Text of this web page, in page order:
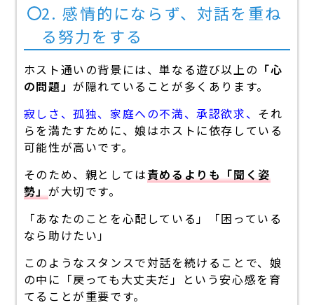
2. 感情的にならず、対話を重ね
る努力をする
ホスト通いの背景には、単なる遊び以上の 「心
の問題」が隠れていることが多くあります。
寂しさ、孤独、家庭への不満、承認欲求、 それ
らを満たすために、娘はホストに依存している
可能性が高いです。
そのため、親としては責めるよりも「聞く姿
勢」が大切です。
「あなたのことを心配している」「困っている
なら助けたい」
このようなスタンスで対話を続けることで、娘
の中に「戻っても大丈夫だ」という安心感を育
てることが重要です。